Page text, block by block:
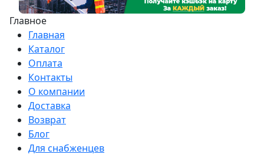
Главное
Главная
Каталог
Оплата
Контакты
О компании
Доставка
Возврат
Блог
Для снабженцев